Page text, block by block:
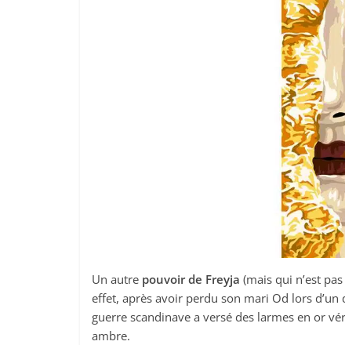
Un autre pouvoir de Freyja (mais qui n’est
effet, après avoir perdu son mari Od lors d’un
guerre scandinave a versé des larmes en or
ambre.